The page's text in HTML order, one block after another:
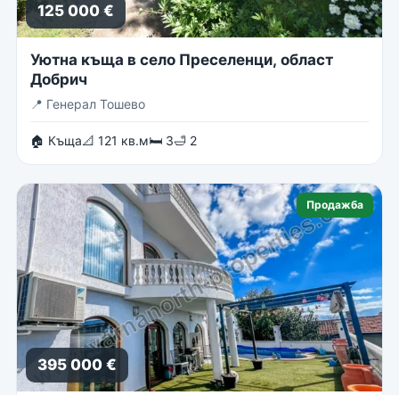
125 000 €
Уютна къща в село Преселенци, област
Добрич
📍 Генерал Тошево
🏠 Къща📐 121 кв.м🛏 3🛁 2
Продажба
395 000 €